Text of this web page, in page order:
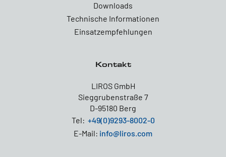
Downloads
Technische Informationen
Einsatzempfehlungen
Kontakt
LIROS GmbH
Sieggrubenstraße 7
D-95180 Berg
Tel: +49(0)9293-8002-0
E-Mail: info@liros.com